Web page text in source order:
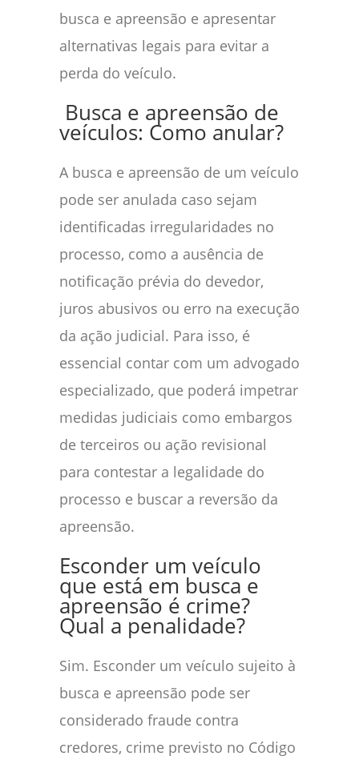
busca e apreensão e apresentar
alternativas legais para evitar a
perda do veículo.
Busca e apreensão de
veículos: Como anular?
A busca e apreensão de um veículo
pode ser anulada caso sejam
identificadas irregularidades no
processo, como a ausência de
notificação prévia do devedor,
juros abusivos ou erro na execução
da ação judicial. Para isso, é
essencial contar com um advogado
especializado, que poderá impetrar
medidas judiciais como embargos
de terceiros ou ação revisional
para contestar a legalidade do
processo e buscar a reversão da
apreensão.
Esconder um veículo
que está em busca e
apreensão é crime?
Qual a penalidade?
Sim. Esconder um veículo sujeito à
busca e apreensão pode ser
considerado fraude contra
credores, crime previsto no Código